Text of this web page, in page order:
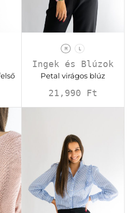
M L
Ingek és Blúzok
Petal virágos blúz
21,990 Ft